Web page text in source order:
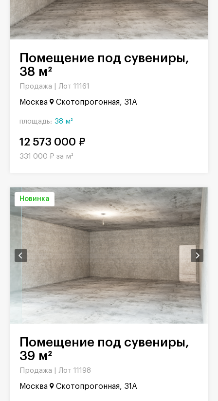
Помещение под сувениры,
38 м²
Продажа | Лот 11161
Москва Скотопрогонная, 31А
площадь: 38 м²
12 573 000 ₽
331 000 ₽ за м²
Новинка
Помещение под сувениры,
39 м²
Продажа | Лот 11198
Москва Скотопрогонная, 31А